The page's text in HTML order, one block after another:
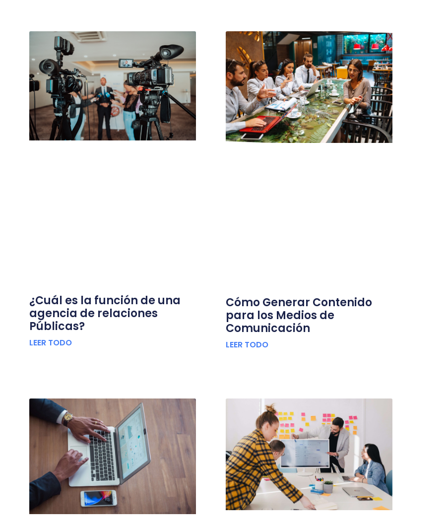
¿Cuál es la función de una
agencia de relaciones
Públicas?
LEER TODO
Cómo Generar Contenido
para los Medios de
Comunicación
LEER TODO